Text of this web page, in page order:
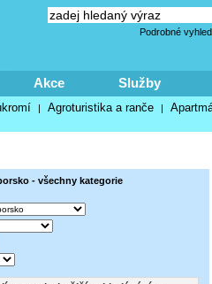
Podrobné
Akce Služby
| Agroturistika a ranče |
- všechny kategorie